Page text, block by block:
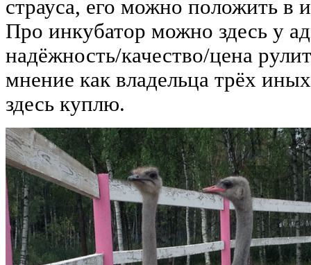
страуса, его можно положить в
Про инкубатор можно здесь у
надёжность/качество/цена
мнение как владельца трёх
здесь куплю.